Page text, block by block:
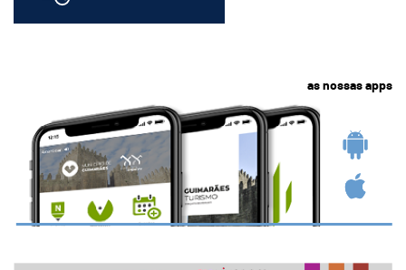
as nossas apps